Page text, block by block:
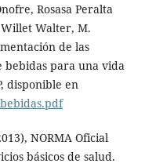
Rosasa Peralta
Walter, M.
de las
bebidas para una vida
disponible en
NORMA Oficial
básicos de salud.